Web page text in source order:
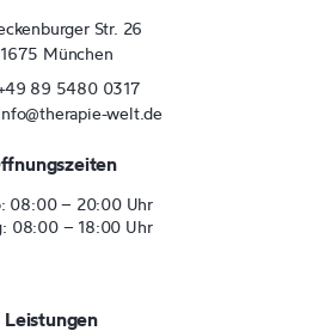
Str. 26
München
89 5480 0317
welt.de
08:00 – 20:00 Uhr
08:00 – 18:00 Uhr
Leistungen